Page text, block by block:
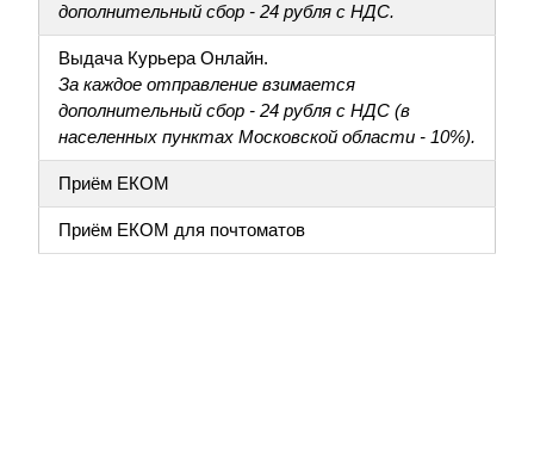
дополнительный сбор - 24 рубля с НДС.
Выдача Курьера Онлайн.
За каждое отправление взимается
дополнительный сбор - 24 рубля с НДС (в
населенных пунктах Московской области - 10%).
Приём ЕКОМ
Приём ЕКОМ для почтоматов